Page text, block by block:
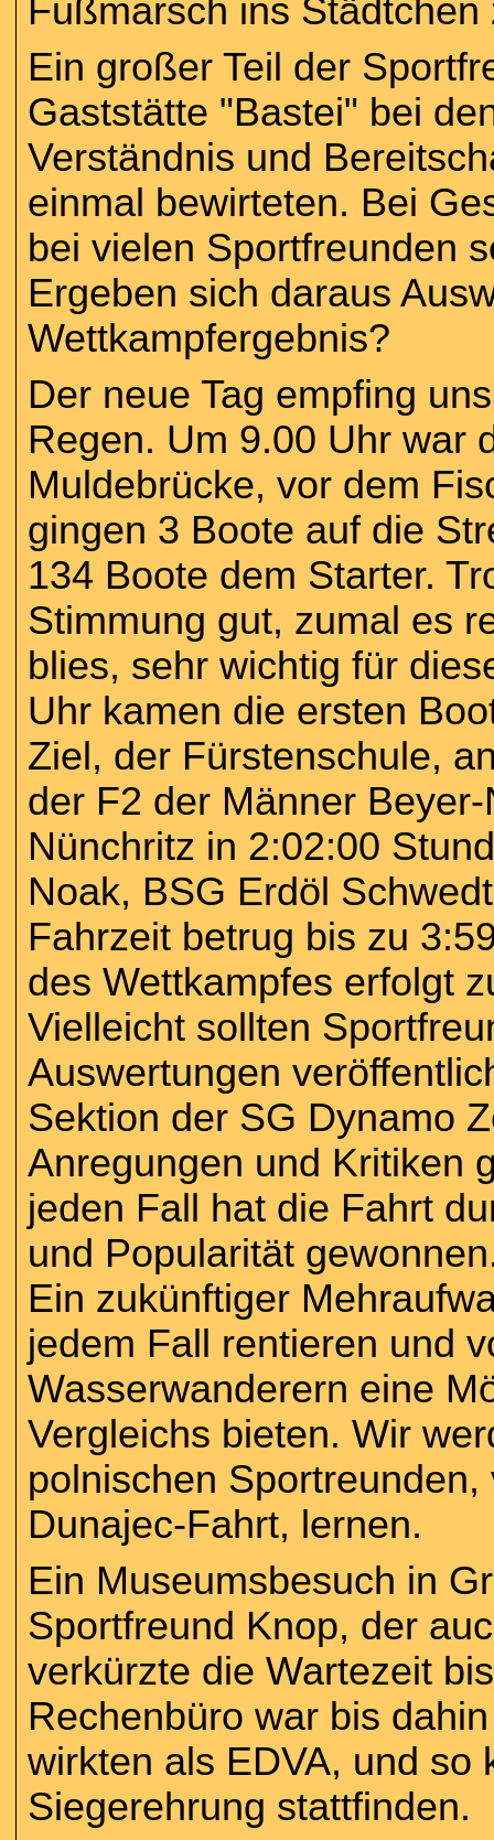
Fußmarsch ins
Ein großer Teil der
Gaststätte "Bastei" bei
Verständnis und
einmal bewirteten. Bei
bei vielen Sportfreunden
Ergeben sich daraus
Wettkampfergebnis?
Der neue Tag empfing
Regen. Um 9.00 Uhr war
Muldebrücke, vor dem
gingen 3 Boote auf die
134 Boote dem Starter.
Stimmung gut, zumal es
blies, sehr wichtig für
Uhr kamen die ersten
Ziel, der Fürstenschule,
der F2 der Männer
Nünchritz in 2:02:00
Noak, BSG Erdöl
Fahrzeit betrug bis zu
des Wettkampfes erfolgt
Vielleicht sollten
Auswertungen
Sektion der SG Dynamo
Anregungen und Kritiken
jeden Fall hat die Fahrt
und Popularität
Ein zukünftiger
jedem Fall rentieren und
Wasserwanderern eine
Vergleichs bieten. Wir
polnischen
Dunajec-Fahrt, lernen.
Ein Museumsbesuch in
Sportfreund Knop, der
verkürzte die Wartezeit
Rechenbüro war bis
wirkten als EDVA, und so
Siegerehrung stattfinden.